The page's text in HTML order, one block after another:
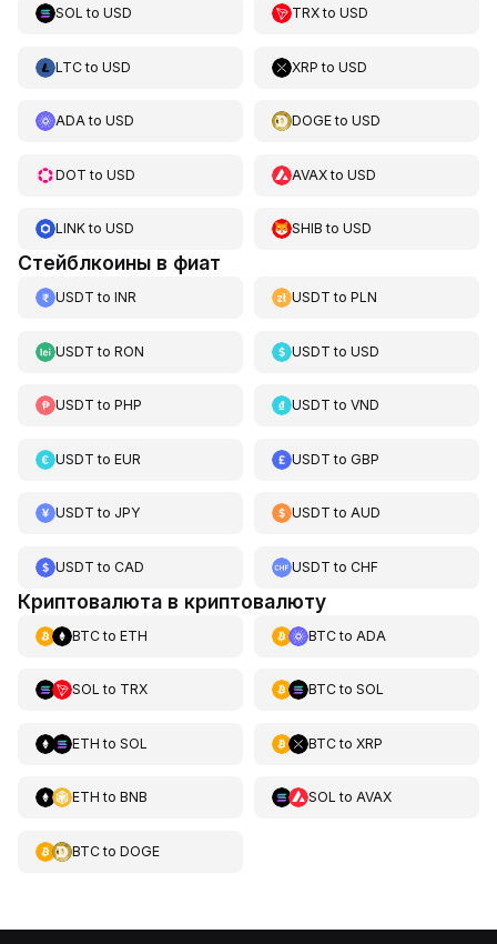
SOL to USD TRXtoUSD
LTCto USD XRP toUSD
ADAto USD DOGEtoUSD
DOT to USD AVAXtoUSD
LINKto USD SHIB toUSD
Стейблкоины в фиат
USDT to INR USDT toPLN
USDT to RON USDT toUSD
USDT to PHP USDT toVND
USDT to EUR USDT toGBP
USDT to JPY USDT toAUD
USDT to CAD USDT toCHF
Криптовалюта в криптовалюту
BTCto ETH BTCto ADA
SOL to TRX BTCto SOL
ETH to SOL BTCto XRP
ETH to BNB SOL to AVAX
BTCto DOGE